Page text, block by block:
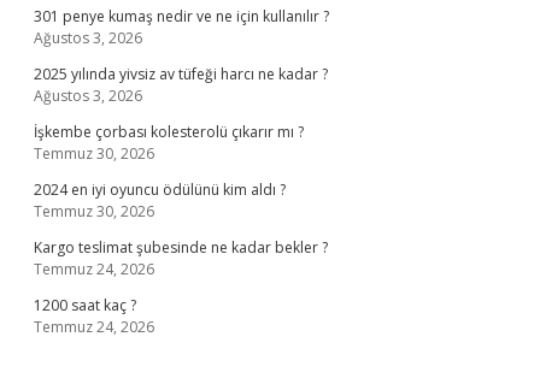
301 penye kumaş nedir ve ne için kullanılır ?
Ağustos 3, 2026
2025 yılında yivsiz av tüfeği harcı ne kadar ?
Ağustos 3, 2026
İşkembe çorbası kolesterolü çıkarır mı ?
Temmuz 30, 2026
2024 en iyi oyuncu ödülünü kim aldı ?
Temmuz 30, 2026
Kargo teslimat şubesinde ne kadar bekler ?
Temmuz 24, 2026
1200 saat kaç ?
Temmuz 24, 2026